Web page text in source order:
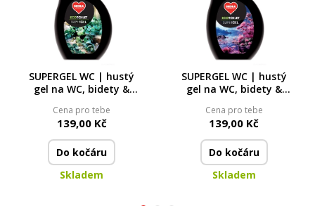
SUPERGEL WC | hustý
gel na WC, bidety &
EUCALYPTUS |
ECOTOILET | 500 ml
Cena pro tebe
139,00 Kč
Do kočáru
Skladem
SUPERGEL WC | hustý
gel na WC, bidety &
FRESH | ECOTOILET |
500 ml
Cena pro tebe
139,00 Kč
Do kočáru
Skladem